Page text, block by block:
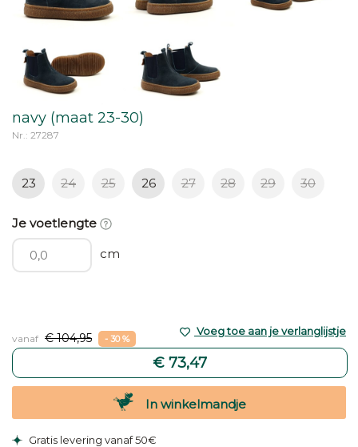
navy (maat 23-30)
Nr.: 27287
23 24 25 26 27 28 29 30
Je voetlengte
cm
vanaf € 104,95 - 30 %
€ 73,47
Voeg toe aan je verlanglijstje
In winkelmandje
Gratis levering vanaf 50€